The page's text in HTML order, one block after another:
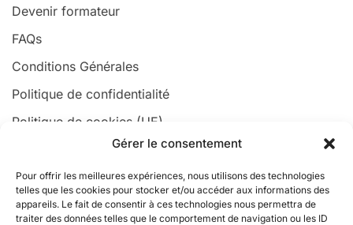
Gérer le consentement
Pour offrir les meilleures expériences, nous utilisons des technologies
telles que les cookies pour stocker et/ou accéder aux informations des
appareils. Le fait de consentir à ces technologies nous permettra de
traiter des données telles que le comportement de navigation ou les ID
Devenir formateur
FAQs
Conditions Générales
Politique de confidentialité
Politique de cookies (UE)
Organisme de formation certifié